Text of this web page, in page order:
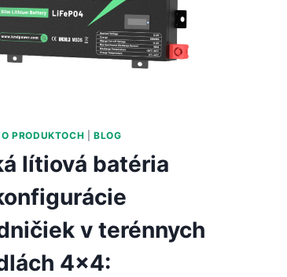
PRODUKTOCH |BLOG
lítiová batéria
v terénnych
4×4: